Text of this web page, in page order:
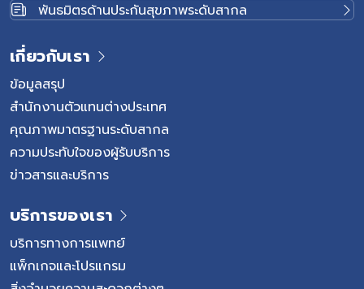
พันธมิตรด้านประกันสุขภาพระดับสากล
เกี่ยวกับเรา
ข้อมูลสรุป
สำนักงานตัวแทนต่างประเทศ
คุณภาพมาตรฐานระดับสากล
ความประทับใจของผู้รับบริการ
ข่าวสารและบริการ
บริการของเรา
บริการทางการแพทย์
แพ็กเกจและโปรแกรม